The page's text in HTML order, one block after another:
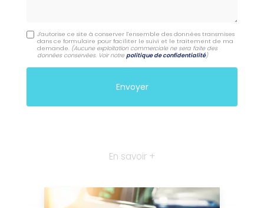
J'autorise ce site à conserver l'ensemble des données transmises
dans ce formulaire pour faciliter le suivi et le traitement de ma
demande. (Aucune exploitation commerciale ne sera faite des
données conservées. Voir notre politique de confidentialité)
En savoir +